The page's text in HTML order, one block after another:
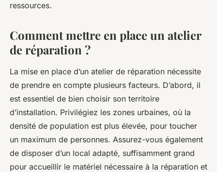
ressources.
Comment mettre en place un atelier
de réparation ?
La mise en place d’un atelier de réparation nécessite
de prendre en compte plusieurs facteurs. D’abord, il
est essentiel de bien choisir son territoire
d’installation. Privilégiez les zones urbaines, où la
densité de population est plus élevée, pour toucher
un maximum de personnes. Assurez-vous également
de disposer d’un local adapté, suffisamment grand
pour accueillir le matériel nécessaire à la réparation et